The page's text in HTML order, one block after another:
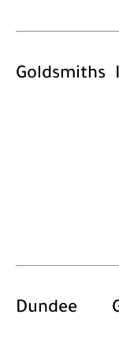
Goldsmiths
Dundee